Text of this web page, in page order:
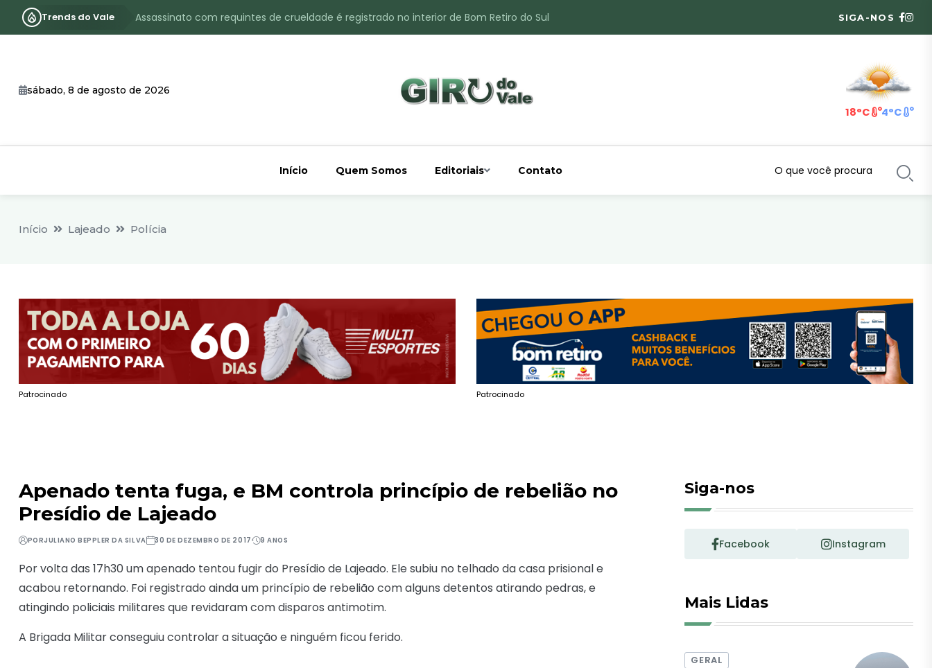
Trends do Vale
Assassinato com requintes de crueldade é registrado no interior de Bom Retiro do Sul
SIGA-NOS
sábado, 8 de agosto de 2026
18°C 4°C
Início Quem Somos Editoriais Contato
Início Lajeado Polícia
Patrocinado Patrocinado
Apenado tenta fuga, e BM controla princípio de rebelião no
Presídio de Lajeado
PORJULIANO BEPPLER DA SILVA 30 DE DEZEMBRO DE 2017 9 ANOS
Por volta das 17h30 um apenado tentou fugir do Presídio de Lajeado. Ele subiu no telhado da casa prisional e
acabou retornando. Foi registrado ainda um princípio de rebelião com alguns detentos atirando pedras, e
atingindo policiais militares que revidaram com disparos antimotim.
A Brigada Militar conseguiu controlar a situação e ninguém ficou ferido.
Siga-nos
Facebook Instagram
Mais Lidas
GERAL